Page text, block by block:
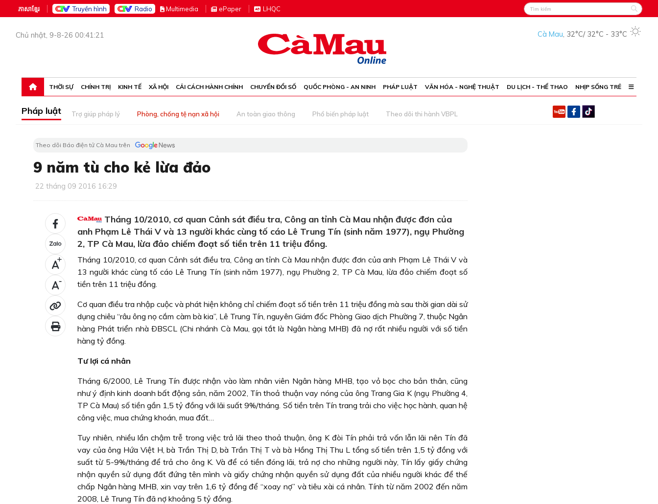
ភាសាខ្មែរ Truyền hình Radio Multimedia ePaper LHQC
Chủ nhật, 9-8-26 00:41:21 Cà Mau, 32°C/ 32°C - 33°C
THỜI SỰ CHÍNH TRỊ KINH TẾ XÃ HỘI CẢI CÁCH HÀNH CHÍNH CHUYỂN ĐỔI SỐ QUỐC PHÒNG - AN NINH PHÁP LUẬT VĂN HÓA - NGHỆ THUẬT DU LỊCH - THỂ THAO NHỊP SỐNG TRẺ
Pháp luật Trợ giúp pháp lý Phòng, chống tệ nạn xã hội An toàn giao thông Phổ biến pháp luật Theo dõi thi hành VBPL
Theo dõi Báo điện tử Cà Mau trên
9 năm tù cho kẻ lừa đảo
22 tháng 09 2016 16:29
+
-
Tháng 10/2010, cơ quan Cảnh sát điều tra, Công an tỉnh Cà Mau nhận được đơn của
anh Phạm Lê Thái V và 13 người khác cùng tố cáo Lê Trung Tín (sinh năm 1977), ngụ Phường
2, TP Cà Mau, lừa đảo chiếm đoạt số tiền trên 11 triệu đồng.
Tháng 10/2010, cơ quan Cảnh sát điều tra, Công an tỉnh Cà Mau nhận được đơn của anh Phạm Lê Thái V và
13 người khác cùng tố cáo Lê Trung Tín (sinh năm 1977), ngụ Phường 2, TP Cà Mau, lừa đảo chiếm đoạt số
tiền trên 11 triệu đồng.
Cơ quan điều tra nhập cuộc và phát hiện không chỉ chiếm đoạt số tiền trên 11 triệu đồng mà sau thời gian dài sử
dụng chiêu “râu ông nọ cắm càm bà kia”, Lê Trung Tín, nguyên Giám đốc Phòng Giao dịch Phường 7, thuộc Ngân
hàng Phát triển nhà ÐBSCL (Chi nhánh Cà Mau, gọi tắt là Ngân hàng MHB) đã nợ rất nhiều người với số tiền
hàng tỷ đồng.
Tư lợi cá nhân
Tháng 6/2000, Lê Trung Tín được nhận vào làm nhân viên Ngân hàng MHB, tạo vỏ bọc cho bản thân, cũng
như ý định kinh doanh bất động sản, năm 2002, Tín thoả thuận vay nóng của ông Trang Gia K (ngụ Phường 4,
TP Cà Mau) số tiền gần 1,5 tỷ đồng với lãi suất 9%/tháng. Số tiền trên Tín trang trải cho việc học hành, quan hệ
công việc, mua chứng khoán, mua đất…
Tuy nhiên, nhiều lần chậm trễ trong việc trả lãi theo thoả thuận, ông K đòi Tín phải trả vốn lẫn lãi nên Tín đã
vay của ông Hứa Việt H, bà Trần Thị D, bà Trần Thị T và bà Hồng Thị Thu L tổng số tiền trên 1,5 tỷ đồng với
suất từ 5-9%/tháng để trả cho ông K. Và để có tiền đóng lãi, trả nợ cho những người này, Tín lấy giấy chứng
nhận quyền sử dụng đất đứng tên mình và giấy chứng nhận quyền sử dụng đất của nhiều người khác để thế
chấp Ngân hàng MHB, xin vay trên 1,6 tỷ đồng để “xoay nợ” và tiêu xài cá nhân. Tính từ năm 2002 đến năm
2008, Lê Trung Tín đã nợ khoảng 5 tỷ đồng.